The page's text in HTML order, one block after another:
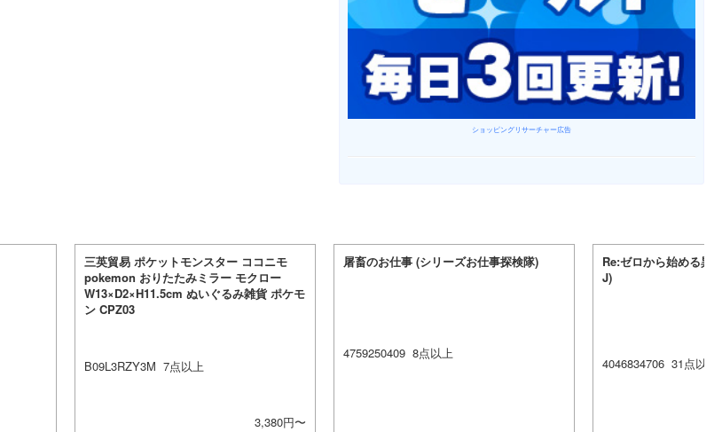
ショッピングリサーチャー広告
三英貿易 ポケットモンスター ココニモ
pokemon おりたたみミラー モクロー
W13×D2×H11.5cm ぬいぐるみ雑貨 ポケモ
ン CPZ03
B09L3RZY3M 7点以上
3,380円〜
屠畜のお仕事 (シリーズお仕事探検隊)
4759250409 8点以上
Re:ゼロから始める異
J)
4046834706 31点以上